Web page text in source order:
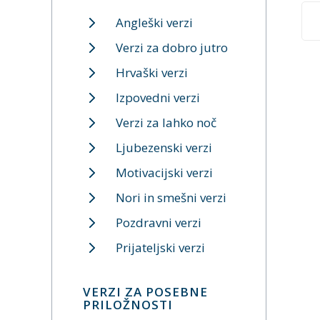
Angleški verzi
Verzi za dobro jutro
Hrvaški verzi
Izpovedni verzi
Verzi za lahko noč
Ljubezenski verzi
Motivacijski verzi
Nori in smešni verzi
Pozdravni verzi
Prijateljski verzi
VERZI ZA POSEBNE
PRILOŽNOSTI